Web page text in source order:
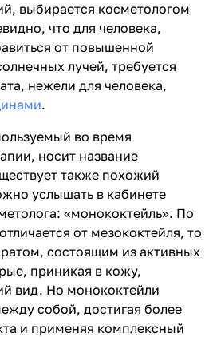
выбирается косметологом
что для человека,
от повышенной
лучей, требуется
нежели для человека,
.
во время
носит название
также похожий
услышать в кабинете
«монококтейль». По
от мезококтейля, то
состоящим из активных
приникая в кожу,
вид. Но монококтейли
собой, достигая более
и применяя комплексный